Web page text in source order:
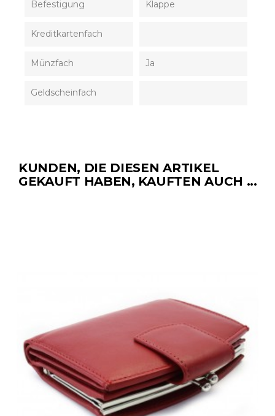
Befestigung Klappe
Kreditkartenfach
Münzfach Ja
Geldscheinfach
KUNDEN, DIE DIESEN ARTIKEL
GEKAUFT HABEN, KAUFTEN AUCH ...